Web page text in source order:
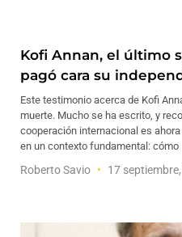
Kofi Annan, el último
pagó cara su
Este testimonio acerca de Kofi
muerte. Mucho se ha escrito, y
cooperación internacional es
en un contexto fundamental: cómo
Roberto Savio 17